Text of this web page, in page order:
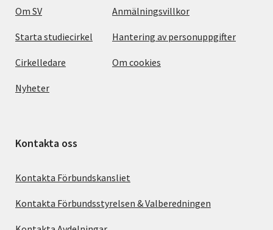
Om SV
Starta studiecirkel
Cirkelledare
Nyheter
Anmälningsvillkor
Hantering av personuppgifter
Om cookies
Kontakta oss
Kontakta Förbundskansliet
Kontakta Förbundsstyrelsen & Valberedningen